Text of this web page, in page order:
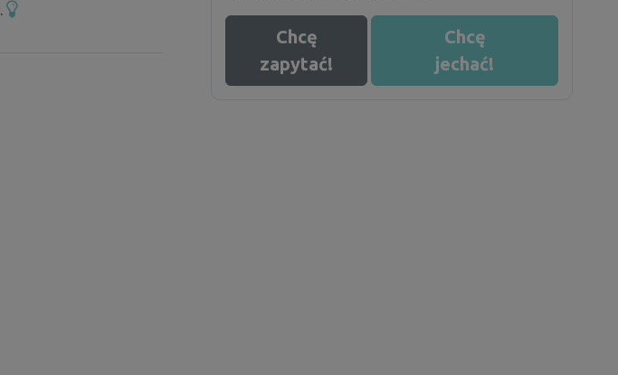
Chcę
zapytać!
Chcę
jechać!